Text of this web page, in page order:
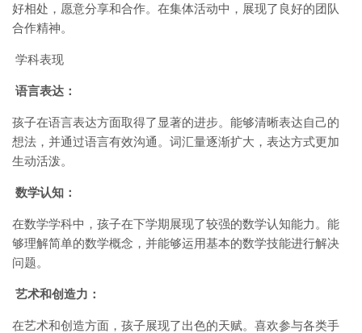
好相处，愿意分享和合作。在集体活动中，展现了良好的团队
合作精神。
学科表现
语言表达：
孩子在语言表达方面取得了显著的进步。能够清晰表达自己的
想法，并通过语言有效沟通。词汇量逐渐扩大，表达方式更加
生动活泼。
数学认知：
在数学学科中，孩子在下学期展现了较强的数学认知能力。能
够理解简单的数学概念，并能够运用基本的数学技能进行解决
问题。
艺术和创造力：
在艺术和创造方面，孩子展现了出色的天赋。喜欢参与各类手